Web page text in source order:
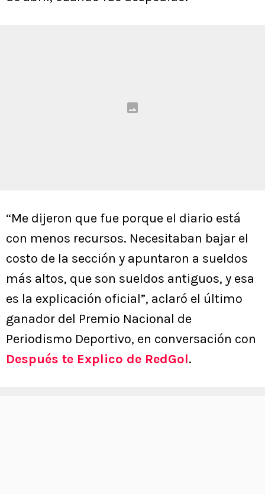
“Me dijeron que fue porque el diario está
con menos recursos. Necesitaban bajar el
costo de la sección y apuntaron a sueldos
más altos, que son sueldos antiguos, y esa
es la explicación oficial”, aclaró el último
ganador del Premio Nacional de
Periodismo Deportivo, en conversación con
Después te Explico de RedGol.